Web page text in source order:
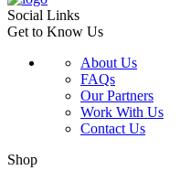
Social Links
Get to Know Us
About Us
FAQs
Our Partners
Work With Us
Contact Us
Shop